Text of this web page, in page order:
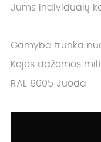
Jums individualų
Gamyba trunka
Kojos dažomos
RAL 9005 Juoda